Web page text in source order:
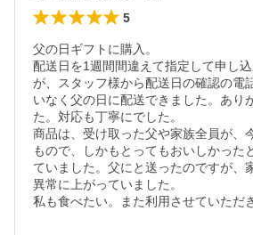
5
父の日ギフトに購入。
配送日を1週間間違えて指定して申し
が、スタッフ様から配送日の確認の電
いなく父の日に配送できました。あり
た。対応も丁寧にでした。
商品は、受け取った父や家族全員が、
もので、しかもとってもおいしかった
ていました。父にと送ったのですが、
異常に上がっていました。